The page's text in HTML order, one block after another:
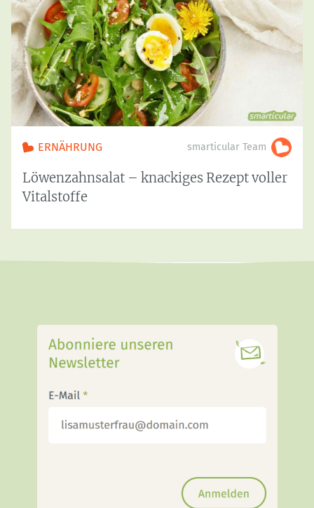
ERNÄHRUNG smarticular Team
Löwenzahnsalat – knackiges Rezept voller
Vitalstoffe